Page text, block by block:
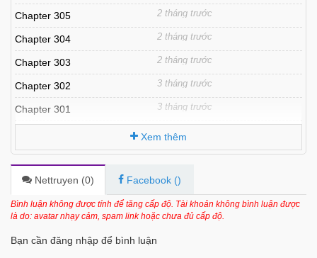
Chapter 305 2 tháng trước
Chapter 304 2 tháng trước
Chapter 303 2 tháng trước
Chapter 302 3 tháng trước
Chapter 301 3 tháng trước
Chapter 299.5 2 tháng trước
Chapter 299 4 tháng trước
Chapter 298 4 tháng trước
2 tháng trước
Chapter 297
Xem thêm
Nettruyen (0) Facebook ()
Bình luận không được tính để tăng cấp độ. Tài khoản không bình luận được
là do: avatar nhạy cảm, spam link hoặc chưa đủ cấp độ.
Bạn cần đăng nhập để bình luận